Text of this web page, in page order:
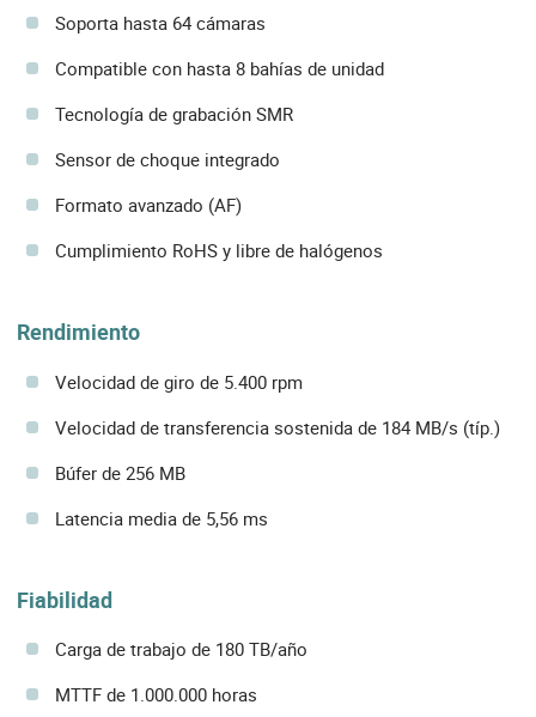
Soporta hasta 64 cámaras
Compatible con hasta 8 bahías de unidad
Tecnología de grabación SMR
Sensor de choque integrado
Formato avanzado (AF)
Cumplimiento RoHS y libre de halógenos
Rendimiento
Velocidad de giro de 5.400 rpm
Velocidad de transferencia sostenida de 184 MB/s (típ.)
Búfer de 256 MB
Latencia media de 5,56 ms
Fiabilidad
Carga de trabajo de 180 TB/año
MTTF de 1.000.000 horas